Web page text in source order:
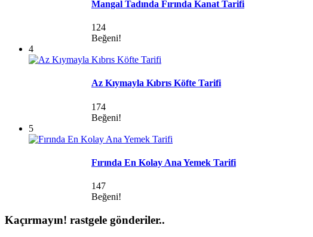
Mangal Tadında Fırında Kanat Tarifi
124
Beğeni!
4
Az Kıymayla Kıbrıs Köfte Tarifi
174
Beğeni!
5
Fırında En Kolay Ana Yemek Tarifi
147
Beğeni!
Kaçırmayın! rastgele gönderiler..